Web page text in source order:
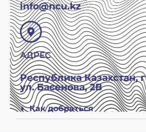
info@ncu.kz
АДРЕС
Республика Казахстан,
ул. Басенова, 2В
Как добраться